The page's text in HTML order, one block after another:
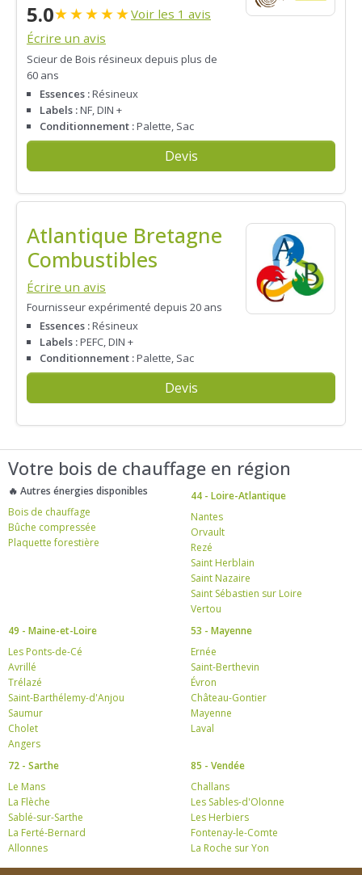
5.0★★★★★Voir les 1 avis
Écrire un avis
Scieur de Bois résineux depuis plus de
60 ans
Essences :Résineux
Labels :NF, DIN +
Conditionnement :Palette, Sac
Devis
Atlantique Bretagne
Combustibles
Écrire un avis
Fournisseur expérimenté depuis 20 ans
Essences :Résineux
Labels :PEFC, DIN +
Conditionnement :Palette, Sac
Devis
Votre bois de chauffage en région
🔥 Autres énergies disponibles
Bois de chauffage
Bûche compressée
Plaquette forestière
44 - Loire-Atlantique
Nantes
Orvault
Rezé
Saint Herblain
Saint Nazaire
Saint Sébastien sur Loire
Vertou
49 - Maine-et-Loire
Les Ponts-de-Cé
Avrillé
Trélazé
Saint-Barthélemy-d'Anjou
Saumur
Cholet
Angers
53 - Mayenne
Ernée
Saint-Berthevin
Évron
Château-Gontier
Mayenne
Laval
72 - Sarthe
Le Mans
La Flèche
Sablé-sur-Sarthe
La Ferté-Bernard
Allonnes
85 - Vendée
Challans
Les Sables-d'Olonne
Les Herbiers
Fontenay-le-Comte
La Roche sur Yon